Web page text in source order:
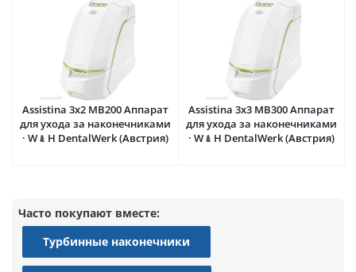
Assistina 3x2 MB200 Аппарат
для ухода за наконечниками
· W﹠H DentalWerk (Австрия)
Assistina 3x3 MB300 Аппарат
для ухода за наконечниками
· W﹠H DentalWerk (Австрия)
Часто покупают вместе:
Турбинные наконечники